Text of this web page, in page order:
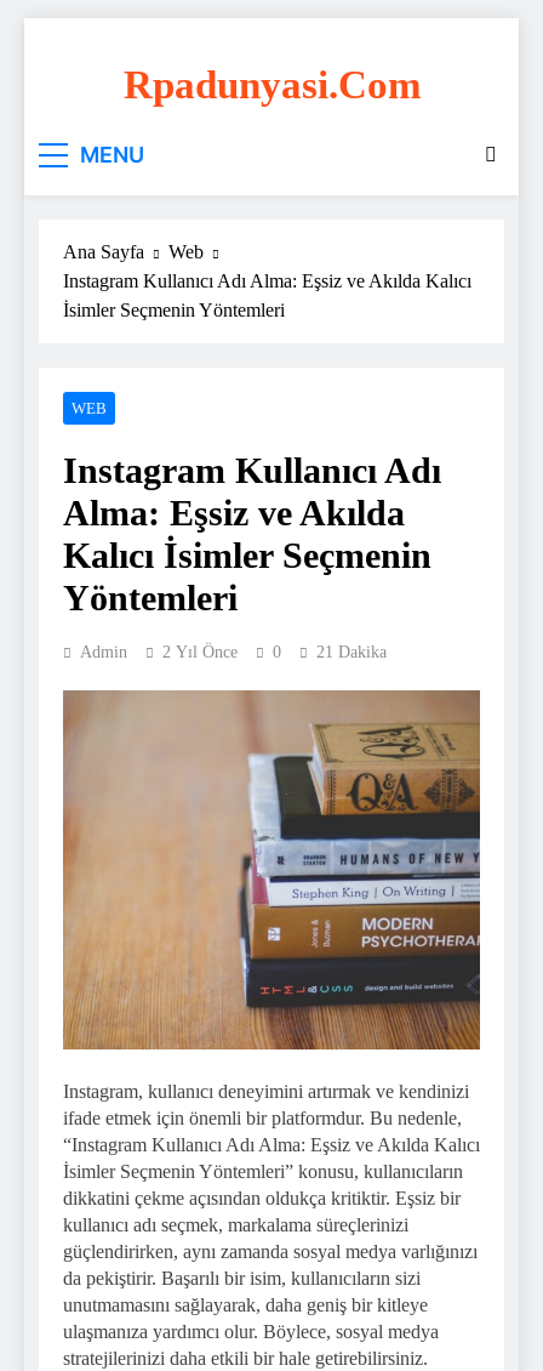
Rpadunyasi.com
Çözümleri!
MENU
Ana Sayfa
Web
Instagram Kullanıcı Adı Alma: Eşsiz ve Akılda Kalıcı
İsimler Seçmenin Yöntemleri
WEB
Instagram Kullanıcı Adı
Alma: Eşsiz ve Akılda
Kalıcı İsimler Seçmenin
Yöntemleri
Admin 2 Yıl Önce 0 21 Dakika
Instagram, kullanıcı deneyimini artırmak ve kendinizi
ifade etmek için önemli bir platformdur. Bu nedenle,
“Instagram Kullanıcı Adı Alma: Eşsiz ve Akılda Kalıcı
İsimler Seçmenin Yöntemleri” konusu, kullanıcıların
dikkatini çekme açısından oldukça kritiktir. Eşsiz bir
kullanıcı adı seçmek, markalama süreçlerinizi
güçlendirirken, aynı zamanda sosyal medya varlığınızı
da pekiştirir. Başarılı bir isim, kullanıcıların sizi
unutmamasını sağlayarak, daha geniş bir kitleye
ulaşmanıza yardımcı olur. Böylece, sosyal medya
stratejilerinizi daha etkili bir hale getirebilirsiniz.